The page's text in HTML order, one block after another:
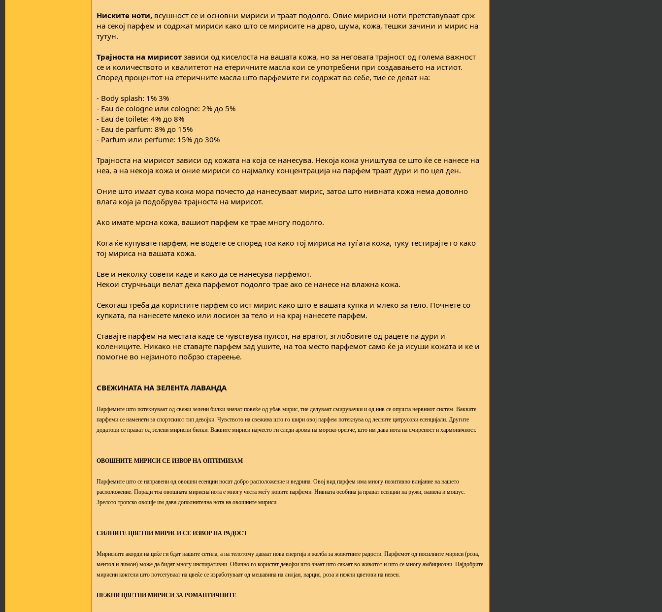
Ниските ноти, всушност се и основни мириси и траат подолго. Овие мирисни ноти претставуваат срж
на секој парфем и содржат мириси како што се мирисите на дрво, шума, кожа, тешки зачини и мирис на
тутун.
Трајноста на мирисот зависи од киселоста на вашата кожа, но за неговата трајност од голема важност
се и количеството и квалитетот на етеричните масла кои се употребени при создавањето на истиот.
Според процентот на етеричните масла што парфемите ги содржат во себе, тие се делат на:
- Body splash: 1% 3%
- Eau de cologne или cologne: 2% до 5%
- Eau de toilete: 4% до 8%
- Eau de parfum: 8% до 15%
- Parfum или perfume: 15% до 30%
Трајноста на мирисот зависи од кожата на која се нанесува. Некоја кожа уништува се што ќе се нанесе на
неа, а на некоја кожа и оние мириси со најмалку концентрација на парфем траат дури и по цел ден.
Оние што имаат сува кожа мора почесто да нанесуваат мирис, затоа што нивната кожа нема доволно
влага која ја подобрува трајноста на мирисот.
Ако имате мрсна кожа, вашиот парфем ке трае многу подолго.
Кога ќе купувате парфем, не водете се според тоа како тој мириса на туѓата кожа, туку тестирајте го како
тој мириса на вашата кожа.
Еве и неколку совети каде и како да се нанесува парфемот.
Некои стурчњаци велат дека парфемот подолго трае ако се нанесе на влажна кожа.
Секогаш треба да користите парфем со ист мирис како што е вашата купка и млеко за тело. Почнете со
купката, па нанесете млеко или лосион за тело и на крај нанесете парфем.
Ставајте парфем на местата каде се чувствува пулсот, на вратот, зглобовите од рацете па дури и
колениците. Никако не ставајте парфем зад ушите, на тоа место парфемот само ќе ја исуши кожата и ке и
помогне во нејзиното побрзо стареење.
СВЕЖИНАТА НА ЗЕЛЕНТА ЛАВАНДА
Парфемите што потекнуваат од свежи зелени билки значат повеќе од убав мирис, тие делуваат смирувачки и од нив се опушта нервниот систем. Ваквите
парфеми се наменети за спортскиот тип девојки. Чувството на свежина што го шири овој парфем потекнува од лесните цитрусови есенцијали. Другите
додатоци се прават од зелени мирисни билки. Ваквите мириси најчесто ги следи арома на морско оревче, што им дава нота на смиреност и хармоничност.
ОВОШНИТЕ МИРИСИ СЕ ИЗВОР НА ОПТИМИЗАМ
Парфемите што се направени од овошни есенции носат добро расположение и ведрина. Овој вид парфем има многу позитивно влијание на нашето
расположение. Поради тоа овошната мирисна нота е многу честа меѓу новите парфеми. Нивната особина ја прават есенции на ружи, ванила и мошус.
Зрелото тропско овошје им дава дополнителна нота на овошните мириси.
СИЛНИТЕ ЦВЕТНИ МИРИСИ СЕ ИЗВОР НА РАДОСТ
Мирисните акорди на цеќе ги бдат нашите сетила, а на телотому даваат нова енергија и желба за животните радости. Парфемот од посилните мириси (роза,
ментол и лимон) може да бидат многу инспиративни. Обично го користат девојки што знаат што сакаат во животот и што се многу амбициозни. Најдобрите
мирисни коктели што потсетуваат на цвеќе се изработуваат од мешавина на лилјан, нарцис, роза и нежни цветови на невен.
НЕЖНИ ЦВЕТНИ МИРИСИ ЗА РОМАНТИЧНИТЕ